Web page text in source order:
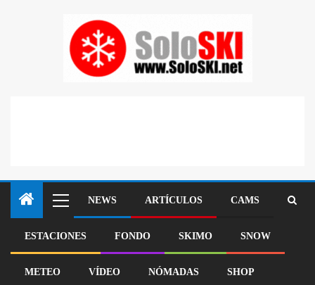
NEWS ARTÍCULOS CAMS
ESTACIONES FONDO SKIMO SNOW
METEO VÍDEO NÓMADAS SHOP